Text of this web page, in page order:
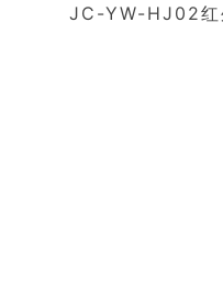
JC-YW-HJ02红